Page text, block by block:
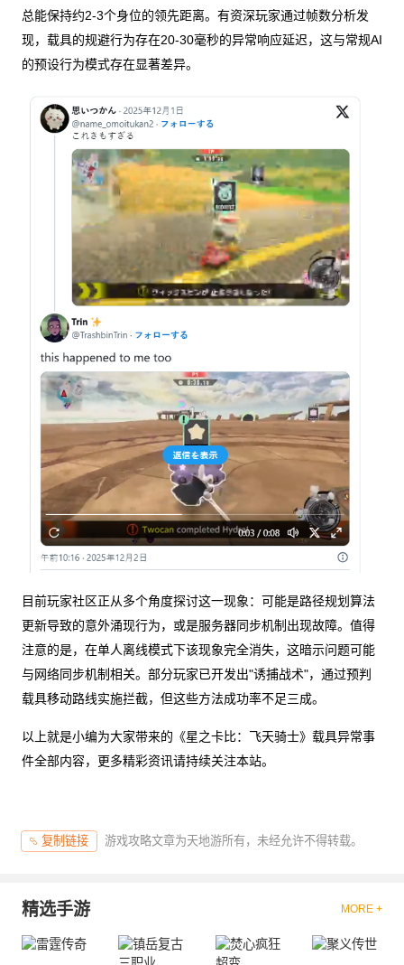
总能保持约2-3个身位的领先距离。有资深玩家通过帧数分析发
现，载具的规避行为存在20-30毫秒的异常响应延迟，这与常规AI
的预设行为模式存在显著差异。
目前玩家社区正从多个角度探讨这一现象：可能是路径规划算法
更新导致的意外涌现行为，或是服务器同步机制出现故障。值得
注意的是，在单人离线模式下该现象完全消失，这暗示问题可能
与网络同步机制相关。部分玩家已开发出"诱捕战术"，通过预判
载具移动路线实施拦截，但这些方法成功率不足三成。
以上就是小编为大家带来的《星之卡比：飞天骑士》载具异常事
件全部内容，更多精彩资讯请持续关注本站。
复制链接 游戏攻略文章为天地游所有，未经允许不得转载。
精选手游 MORE +